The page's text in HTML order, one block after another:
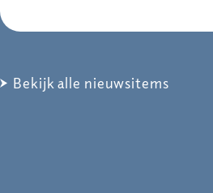
Bekijk alle nieuwsitems